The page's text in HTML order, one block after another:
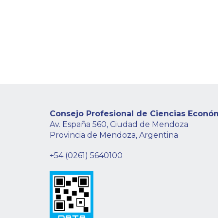
Consejo Profesional de Ciencias
Av. España 560, Ciudad de Mendoza
Provincia de Mendoza, Argentina
+54 (0261) 5640100